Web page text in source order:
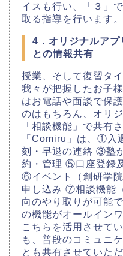
イスも行い、「３」
取る指導を行います。
4．オリジナルア
との情報共有
授業、そして復習タ
我々が把握したお子
はお電話や面談で保
のはもちろん、オリ
「相談機能」で共有
「Comiru」は、①入
刻・早退の連絡 ③塾
約・管理 ⑤口座登録
⑥イベント（創研学
申し込み ⑦相談機能
向のやり取りが可能
の機能がオールイン
こちらを活用させて
も、普段のコミュニ
とも共有させていた